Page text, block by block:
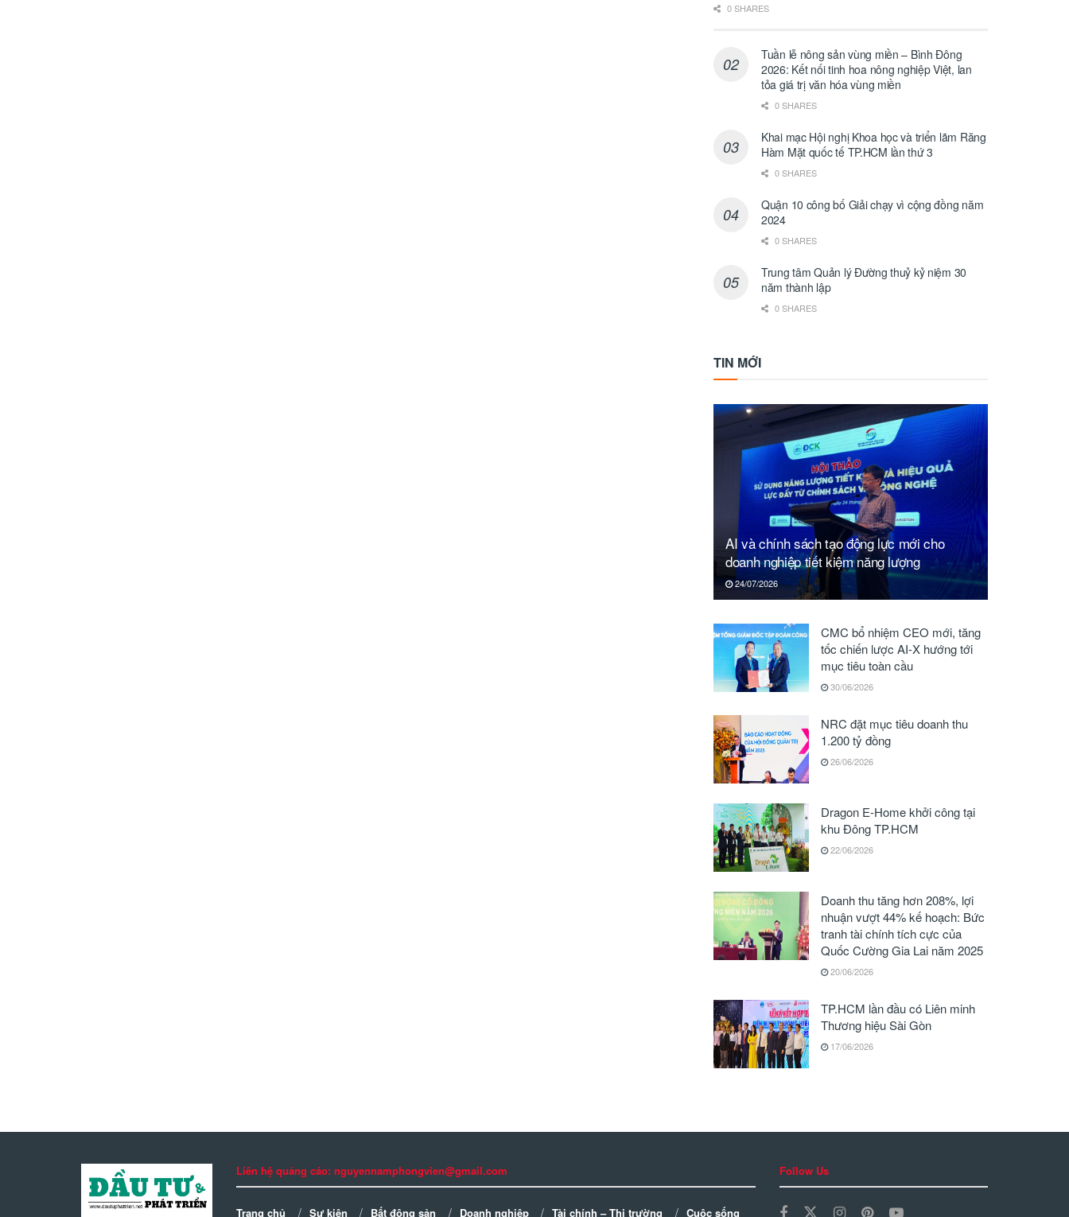
0 SHARES
Tuần lễ nông sản vùng miền – Bình Đông
2026: Kết nối tinh hoa nông nghiệp Việt, lan
tỏa giá trị văn hóa vùng miền
0 SHARES
Khai mạc Hội nghị Khoa học và triển lãm Răng
Hàm Mặt quốc tế TP.HCM lần thứ 3
0 SHARES
Quận 10 công bố Giải chạy vì cộng đồng năm
2024
0 SHARES
Trung tâm Quản lý Đường thuỷ kỷ niệm 30
năm thành lập
0 SHARES
TIN MỚI
AI và chính sách tạo động lực mới cho
doanh nghiệp tiết kiệm năng lượng
24/07/2026
CMC bổ nhiệm CEO mới, tăng
tốc chiến lược AI-X hướng tới
mục tiêu toàn cầu
30/06/2026
NRC đặt mục tiêu doanh thu
1.200 tỷ đồng
26/06/2026
Dragon E-Home khởi công tại
khu Đông TP.HCM
22/06/2026
Doanh thu tăng hơn 208%, lợi
nhuận vượt 44% kế hoạch: Bức
tranh tài chính tích cực của
Quốc Cường Gia Lai năm 2025
20/06/2026
TP.HCM lần đầu có Liên minh
Thương hiệu Sài Gòn
17/06/2026
Liên hệ quảng cáo: nguyennamphongvien@gmail.com
Trang chủ Sự kiện Bất động sản Doanh nghiệp Tài chính – Thị trường Cuộc sống
Follow Us